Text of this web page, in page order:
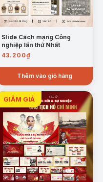
Slide Cách mạng Công
nghiệp lần thứ Nhất
43.200₫
Thêm vào giỏ hàng